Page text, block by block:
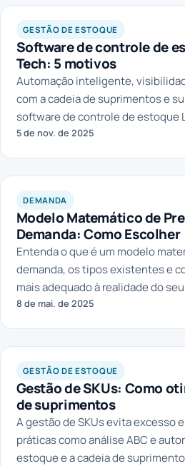
GESTÃO DE ESTOQUE
Software de controle de
Tech: 5 motivos
Automação inteligente,
com a cadeia de suprimentos e
software de controle de estoque
5 de nov. de 2025
DEMANDA
Modelo Matemático de
Demanda: Como Escolher
Entenda o que é um modelo
demanda, os tipos existentes e
mais adequado à realidade do
8 de mai. de 2025
GESTÃO DE ESTOQUE
Gestão de SKUs: Como
de suprimentos
A gestão de SKUs evita excesso
práticas como análise ABC e
estoque e a cadeia de